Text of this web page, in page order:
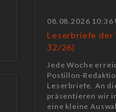
08.08.2026 10:36
Leserbriefe der
32/26)
Jede Woche
Postillon-
Leserbriefe. An
präsentieren wir
eine kleine